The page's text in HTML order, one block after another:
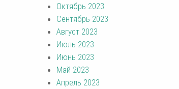
Октябрь 2023
Сентябрь 2023
Август 2023
Июль 2023
Июнь 2023
Май 2023
Апрель 2023